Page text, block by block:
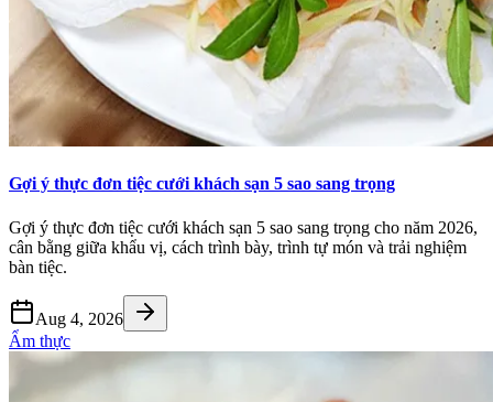
Gợi ý thực đơn tiệc cưới khách sạn 5 sao sang trọng
Gợi ý thực đơn tiệc cưới khách sạn 5 sao sang trọng cho năm 2026,
cân bằng giữa khẩu vị, cách trình bày, trình tự món và trải nghiệm
bàn tiệc.
Aug 4, 2026
Ẩm thực